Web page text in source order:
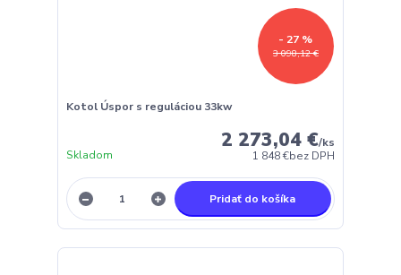
3 098,12 €
- 27 %
Kotol Úspor s reguláciou 33kw
2 273,04 €/ks
1 848 €bez DPH
Skladom
Pridať do košíka